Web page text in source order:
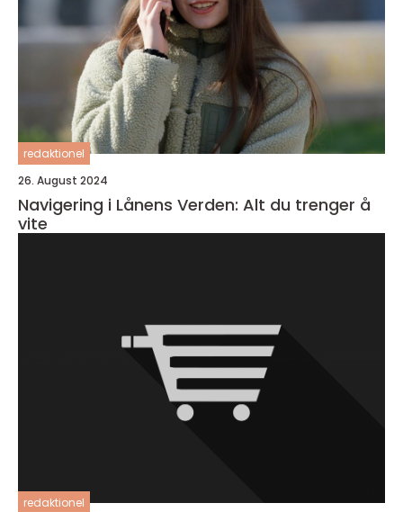
redaktionel
26. August 2024
Navigering i Lånens Verden: Alt du trenger å
vite
redaktionel